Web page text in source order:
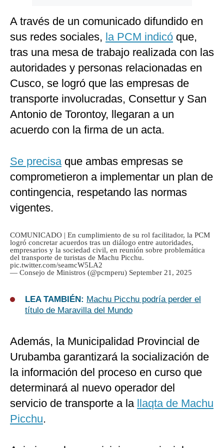
A través de un comunicado difundido en
sus redes sociales, la PCM indicó que,
tras una mesa de trabajo realizada con las
autoridades y personas relacionadas en
Cusco, se logró que las empresas de
transporte involucradas, Consettur y San
Antonio de Torontoy, llegaran a un
acuerdo con la firma de un acta.
Se precisaque ambas empresas se
comprometieron a implementar un plan de
contingencia, respetando las normas
vigentes.
COMUNICADO | En cumplimiento de su rol facilitador, la PCM
logró concretar acuerdos tras un diálogo entre autoridades,
empresarios y la sociedad civil, en reunión sobre problemática
del transporte de turistas de Machu Picchu.
pic.twitter.com/seamcW5LA2
— Consejo de Ministros (@pcmperu) September 21, 2025
LEA TAMBIÉN: Machu Picchu podría perder el
título de Maravilla del Mundo
Además, la Municipalidad Provincial de
Urubamba garantizará la socialización de
la información del proceso en curso que
determinará al nuevo operador del
servicio de transporte a la llaqta de Machu
Picchu.